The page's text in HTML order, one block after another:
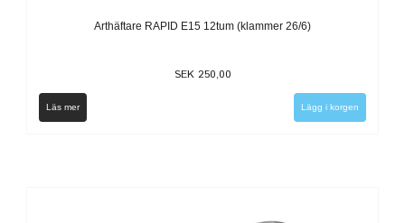
Arthäftare RAPID E15 12tum (klammer 26/6)
SEK 250,00
Läs mer